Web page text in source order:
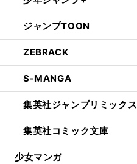
ジャンプTOON
ZEBRACK
S-MANGA
集英社ジャンプリミックス
集英社コミック文庫
少女マンガ